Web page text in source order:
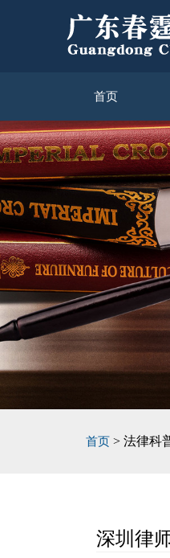
首页
首页 > 法律科
深圳律